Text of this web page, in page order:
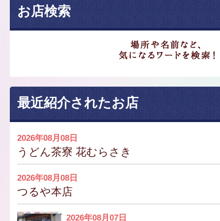
お店検索
最近紹介されたお店
2026年08月08日
うどん茶寮 花むらさき
2026年08月08日
つるや本店
2026年08月07日